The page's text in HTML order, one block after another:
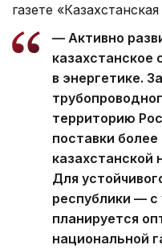
газете
— Активно
казахстанское
в энергетике.
территорию
поставки
казахстанской
Для
республики —
планируется
национальной